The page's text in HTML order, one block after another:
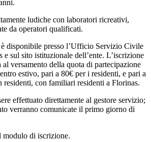
ludiche con laboratori ricreativi,
da operatori qualificati.
disponibile presso l’Ufficio Servizio Civile
sul sito istituzionale dell’ente. L’iscrizione
versamento della quota di partecipazione
estivo, pari a 80€ per i residenti, e pari a
residenti, con familiari residenti a Florinas.
effettuato direttamente al gestore servizio;
verranno comunicate il primo giorno di
modulo di iscrizione.